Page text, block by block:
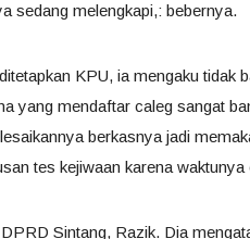
sedang melengkapi,: bebernya.
KPU, ia mengaku tidak
yang mendaftar caleg sangat
berkasnya jadi
tes kejiwaan karena waktunya
Sintang, Razik. Dia